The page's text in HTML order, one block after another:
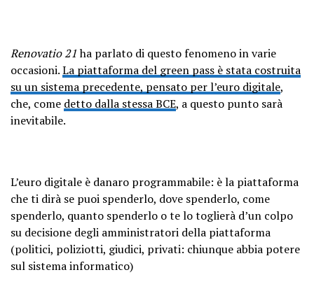
Renovatio 21ha parlato di questo fenomeno in varie
occasioni.La piattaforma del green pass è stata costruita
su un sistema precedente, pensato per l’euro digitale,
che, come detto dalla stessa BCE, a questo punto sarà
inevitabile.
L’euro digitale è danaro programmabile: è la piattaforma
che ti dirà se puoi spenderlo, dove spenderlo, come
spenderlo, quanto spenderlo o te lo toglierà d’un colpo
su decisione degli amministratori della piattaforma
(politici, poliziotti, giudici, privati: chiunque abbia potere
sul sistema informatico)